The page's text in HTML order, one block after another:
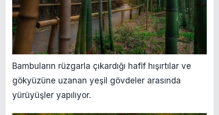
Bambuların rüzgarla çıkardığı hafif hışırtılar ve
gökyüzüne uzanan yeşil gövdeler arasında
yürüyüşler yapılıyor.